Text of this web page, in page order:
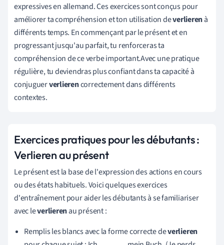
expressives en allemand. Ces exercices sont conçus pour
améliorer ta compréhension et ton utilisation deverlierenà
différents temps. En commençant par le présent et en
progressant jusqu'au parfait, tu renforceras ta
compréhension de ce verbe important.Avec une pratique
régulière, tu deviendras plus confiant dans ta capacité à
conjuguerverlierencorrectement dans différents
contextes.
Exercices pratiques pour les débutants :
Verlieren au présent
Le présent est la base de l'expression des actions en cours
ou des états habituels. Voici quelques exercices
d'entraînement pour aider les débutants à se familiariser
avec leverlierenau présent :
Remplis les blancs avec la forme correcte deverlieren